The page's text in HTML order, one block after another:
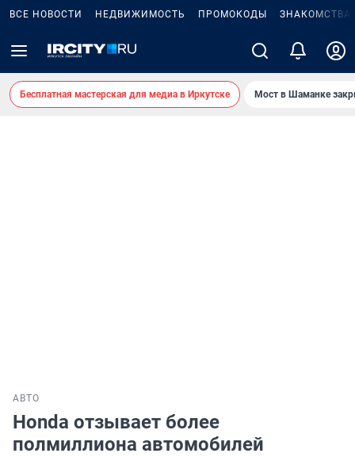
ВСЕ НОВОСТИ НЕДВИЖИМОСТЬ ПРОМОКОДЫ ЗНАКОМСТВА
Бесплатная мастерская для медиа в Иркутске Мост в Шаманке
АВТО
Honda отзывает более
полмиллиона автомобилей